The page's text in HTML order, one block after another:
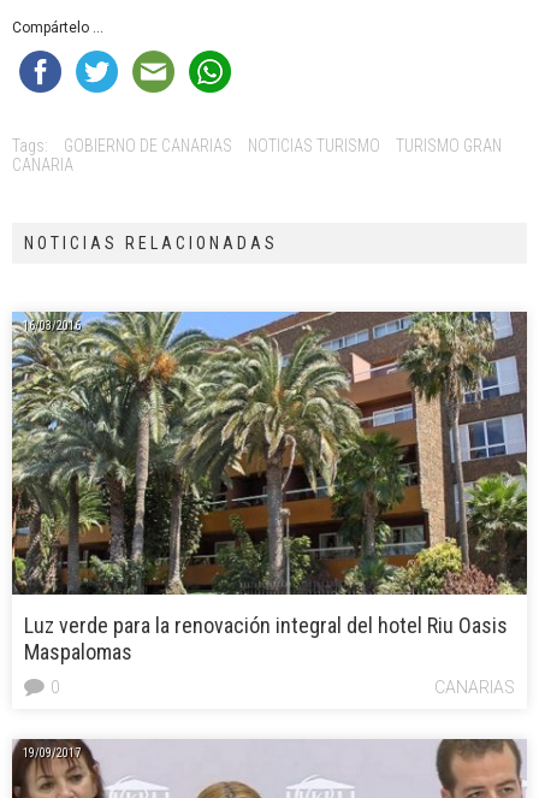
Compártelo ...
Tags: GOBIERNO DE CANARIAS NOTICIAS TURISMO
TURISMO GRAN
CANARIA
NOTICIAS RELACIONADAS
16/03/2016
Luz verde para la renovación integral del hotel Riu Oasis
Maspalomas
CANARIAS
0
19/09/2017